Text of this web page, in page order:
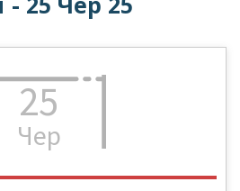
25
Чер